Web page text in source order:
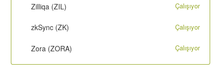
Zilliqa (ZIL) Çalışıyor
zkSync (ZK) Çalışıyor
Zora (ZORA) Çalışıyor